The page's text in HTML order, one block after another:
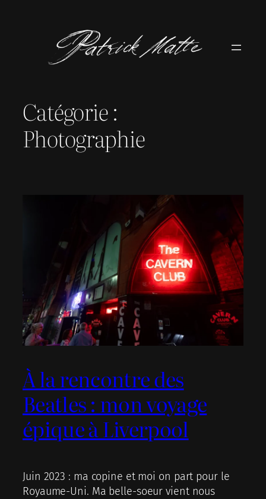
Catégorie :
Photographie
À la rencontre des
Beatles : mon voyage
épique à Liverpool
Juin 2023 : ma copine et moi on part pour le
Royaume-Uni. Ma belle-soeur vient nous